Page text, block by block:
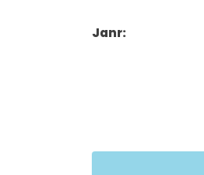
Janr: